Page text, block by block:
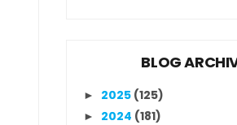
BLOG
► 2025 (125)
► 2024 (181)